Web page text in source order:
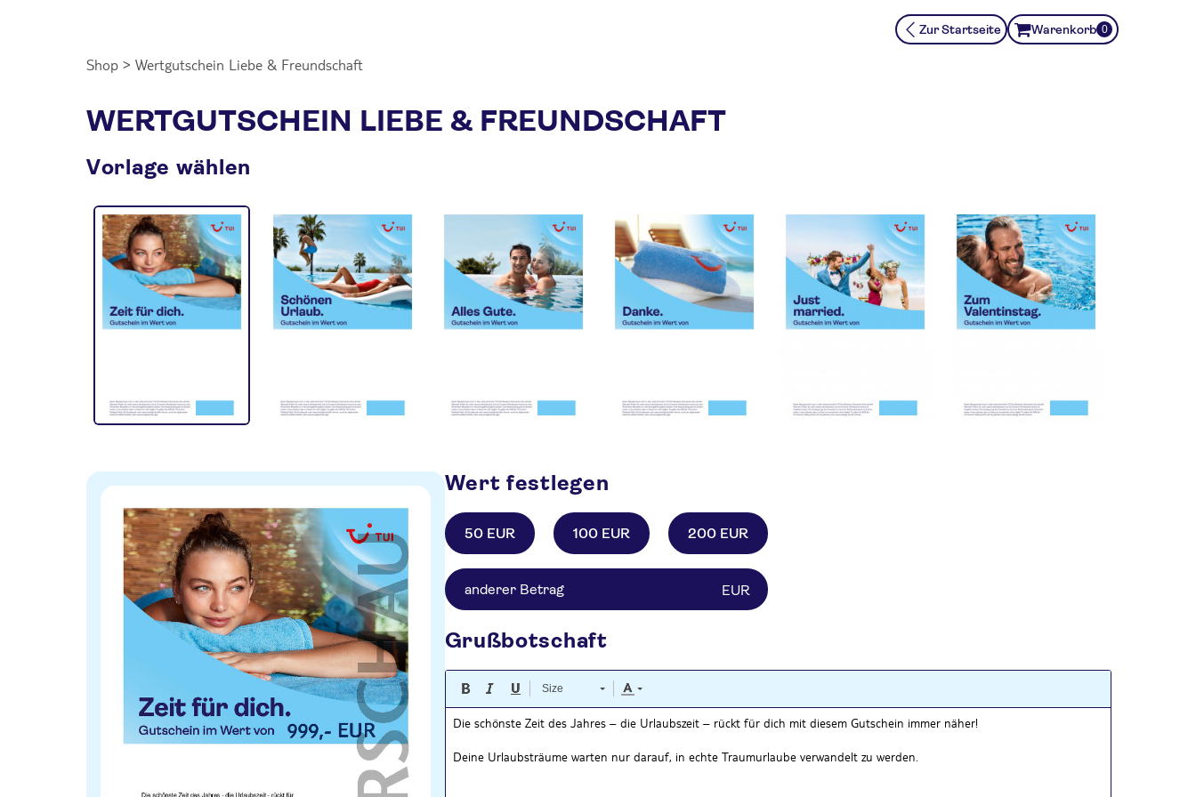
Zur Startseite Warenkorb 0
Shop > Wertgutschein Liebe & Freundschaft
WERTGUTSCHEIN LIEBE & FREUNDSCHAFT
Vorlage wählen
Wert festlegen
50 EUR 100 EUR 200 EUR
EUR
Grußbotschaft
Size